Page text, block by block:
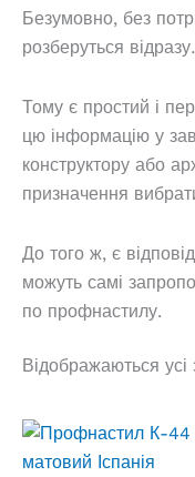
Безумовно, без
розберуться
Тому є простий і
цю інформацію у
конструктору або
призначення
До того ж, є
можуть самі
по профнастилу.
Відображаються усі